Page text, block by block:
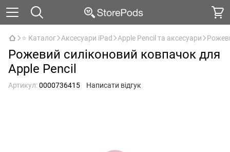
⭐ Каталог Аксесуари iPad Apple Pencil та аксесуари
Рожевий силіконовий ковпачок для
Apple Pencil
Артикул:0000736415 Написати відгук